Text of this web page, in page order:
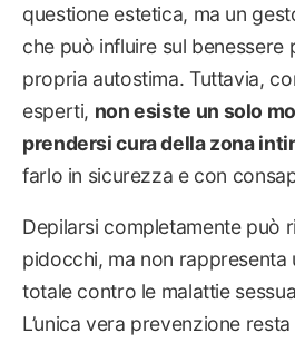
questione estetica, ma un
che può influire sul benessere
propria autostima. Tuttavia,
esperti, non esiste un solo
prendersi cura della zona
farlo in sicurezza e con
Depilarsi completamente può
pidocchi, ma non rappresenta
totale contro le malattie
L’unica vera prevenzione resta